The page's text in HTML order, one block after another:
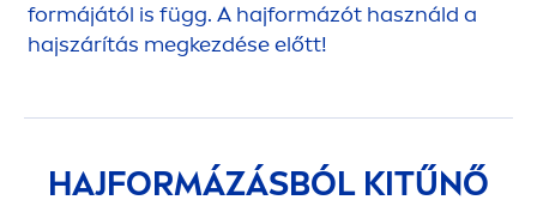
formájától is függ. A hajformázót használd a
hajszárítás megkezdése előtt!
HAJFORMÁZÁSBÓL KITŰNŐ